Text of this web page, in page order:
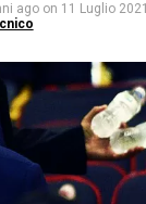
ago on 11 Luglio 2021